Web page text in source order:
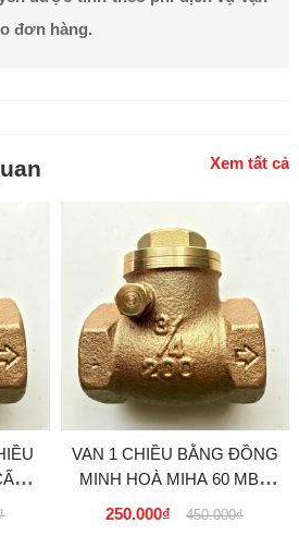
đơn hàng.
Xem tất cả
TẠI
VAN 1 CHIỀU BẰNG ĐỒNG
MINH HOÀ MIHA 60 MBV
GIÁ SỈ
250.000₫ 450.000₫